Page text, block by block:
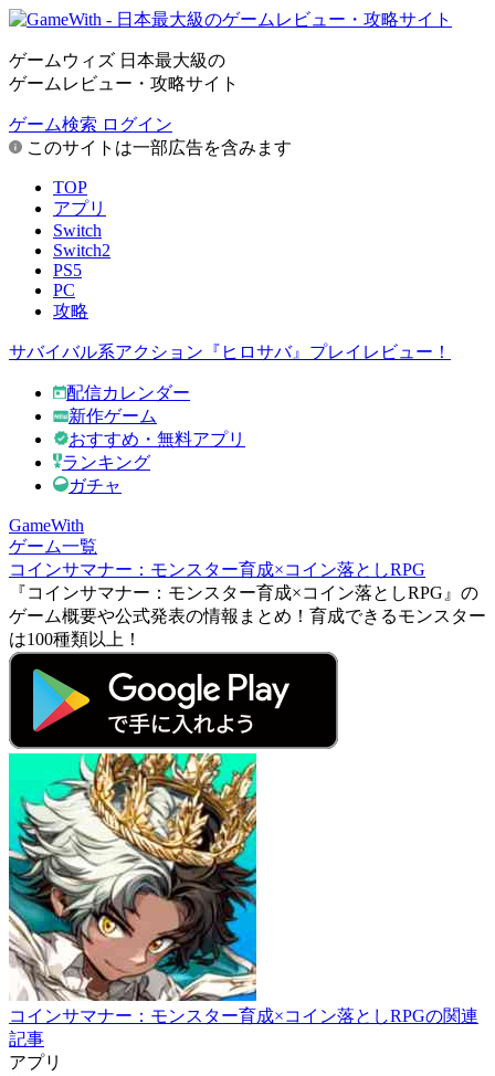
ゲームウィズ 日本最大級の
ゲームレビュー・攻略サイト
ゲーム検索 ログイン
このサイトは一部広告を含みます
TOP
アプリ
Switch
Switch2
PS5
PC
攻略
サバイバル系アクション『ヒロサバ』プレイレビュー！
配信カレンダー
新作ゲーム
おすすめ・無料アプリ
ランキング
ガチャ
GameWith
ゲーム一覧
コインサマナー：モンスター育成×コイン落としRPG
『コインサマナー：モンスター育成×コイン落としRPG』の
ゲーム概要や公式発表の情報まとめ！育成できるモンスター
は100種類以上！
コインサマナー：モンスター育成×コイン落としRPGの関連
記事
アプリ